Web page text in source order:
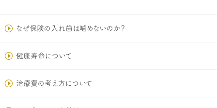
なぜ保険の入れ歯は噛めないのか？
健康寿命について
治療費の考え方について